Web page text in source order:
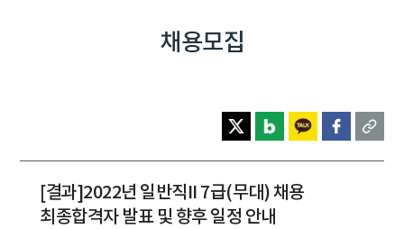
채용모집
[결과]2022년 일반직II 7급(무대) 채용
최종합격자 발표 및 향후 일정 안내